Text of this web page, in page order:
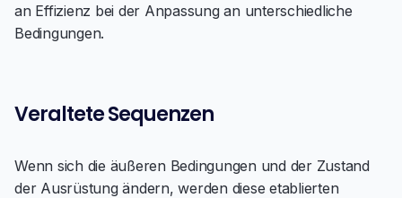
an Effizienz bei der Anpassung an unterschiedliche
Bedingungen.
Veraltete Sequenzen
Wenn sich die äußeren Bedingungen und der Zustand
der Ausrüstung ändern, werden diese etablierten